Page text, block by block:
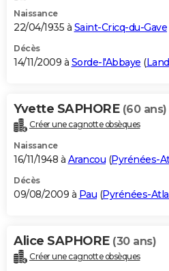
Naissance
22/04/1935 à Saint-Cricq-du-Gave
Décès
14/11/2009 à Sorde-l'Abbaye (
Yvette SAPHORE (60 ans)
Créer une cagnotte obsèques
Naissance
16/11/1948 à Arancou (Pyrénées-
Décès
09/08/2009 à Pau (Pyrénées-
Alice SAPHORE (30 ans)
Créer une cagnotte obsèques